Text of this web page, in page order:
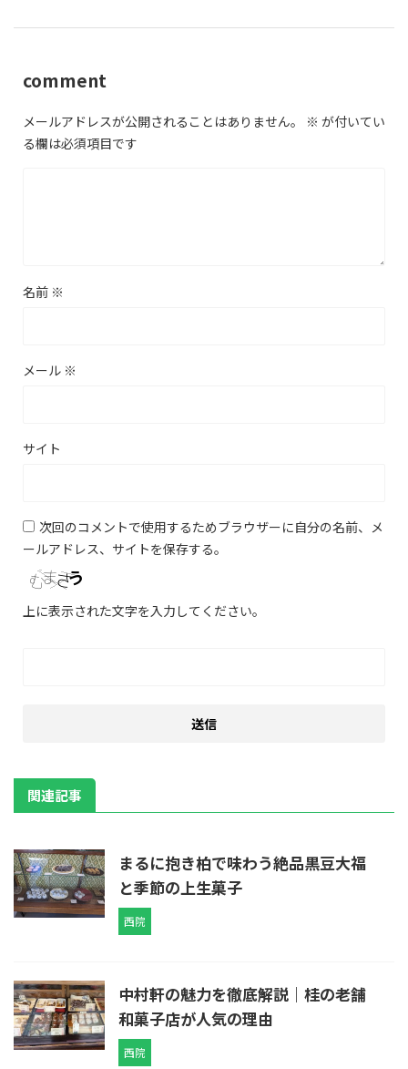
comment
メールアドレスが公開されることはありません。 ※ が付いてい
る欄は必須項目です
名前 ※
メール ※
サイト
次回のコメントで使用するためブラウザーに自分の名前、メ
ールアドレス、サイトを保存する。
上に表示された文字を入力してください。
関連記事
まるに抱き柏で味わう絶品黒豆大福
と季節の上生菓子
西院
中村軒の魅力を徹底解説｜桂の老舗
和菓子店が人気の理由
西院